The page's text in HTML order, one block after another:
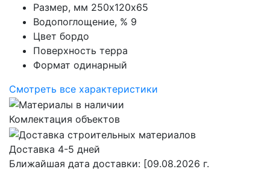
Размер, мм 250х120х65
Водопоглощение, % 9
Цвет бордо
Поверхность терра
Формат одинарный
Смотреть все характеристики
Комлектация объектов
Доставка 4-5 дней
Ближайшая дата доставки: [09.08.2026 г.